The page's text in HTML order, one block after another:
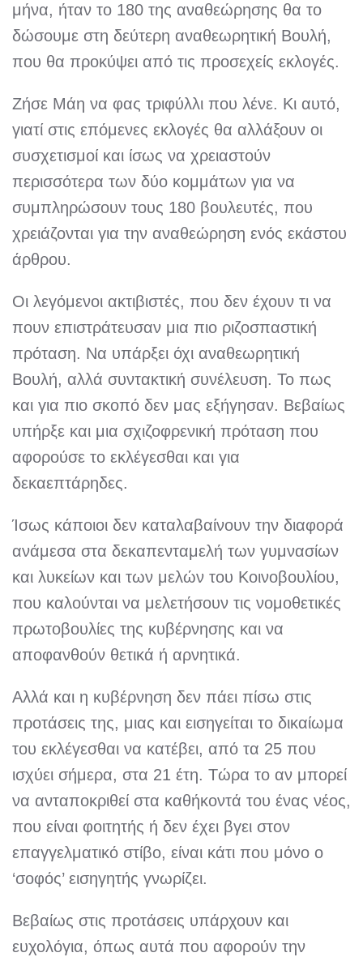
μήνα, ήταν το 180 της αναθεώρησης θα το
δώσουμε στη δεύτερη αναθεωρητική Βουλή,
που θα προκύψει από τις προσεχείς εκλογές.
Ζήσε Μάη να φας τριφύλλι που λένε. Κι αυτό,
γιατί στις επόμενες εκλογές θα αλλάξουν οι
συσχετισμοί και ίσως να χρειαστούν
περισσότερα των δύο κομμάτων για να
συμπληρώσουν τους 180 βουλευτές, που
χρειάζονται για την αναθεώρηση ενός εκάστου
άρθρου.
Οι λεγόμενοι ακτιβιστές, που δεν έχουν τι να
πουν επιστράτευσαν μια πιο ριζοσπαστική
πρόταση. Να υπάρξει όχι αναθεωρητική
Βουλή, αλλά συντακτική συνέλευση. Το πως
και για πιο σκοπό δεν μας εξήγησαν. Βεβαίως
υπήρξε και μια σχιζοφρενική πρόταση που
αφορούσε το εκλέγεσθαι και για
δεκαεπτάρηδες.
Ίσως κάποιοι δεν καταλαβαίνουν την διαφορά
ανάμεσα στα δεκαπενταμελή των γυμνασίων
και λυκείων και των μελών του Κοινοβουλίου,
που καλούνται να μελετήσουν τις νομοθετικές
πρωτοβουλίες της κυβέρνησης και να
αποφανθούν θετικά ή αρνητικά.
Αλλά και η κυβέρνηση δεν πάει πίσω στις
προτάσεις της, μιας και εισηγείται το δικαίωμα
του εκλέγεσθαι να κατέβει, από τα 25 που
ισχύει σήμερα, στα 21 έτη. Τώρα το αν μπορεί
να ανταποκριθεί στα καθήκοντά του ένας νέος,
που είναι φοιτητής ή δεν έχει βγει στον
επαγγελματικό στίβο, είναι κάτι που μόνο ο
‘σοφός’ εισηγητής γνωρίζει.
Βεβαίως στις προτάσεις υπάρχουν και
ευχολόγια, όπως αυτά που αφορούν την